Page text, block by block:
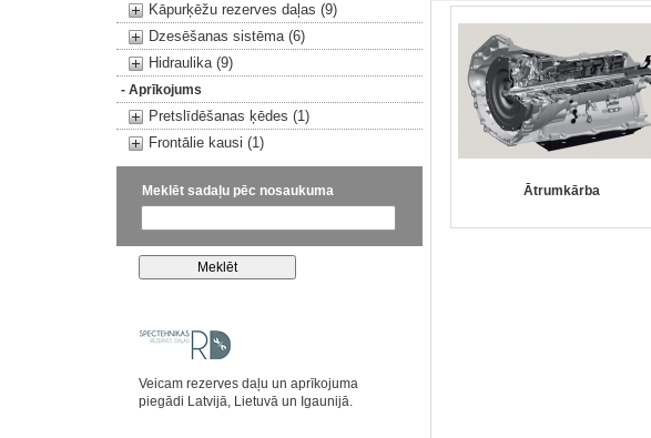
Kāpurķēžu rezerves daļas (9)
Dzesēšanas sistēma (6)
Hidraulika (9)
- Aprīkojums
Pretslīdēšanas ķēdes (1)
Frontālie kausi (1)
Meklēt sadaļu pēc nosaukuma
Veicam rezerves daļu un aprīkojuma
piegādi Latvijā, Lietuvā un Igaunijā.
Ātrumkārba